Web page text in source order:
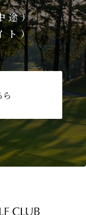
途）
ト）
ら